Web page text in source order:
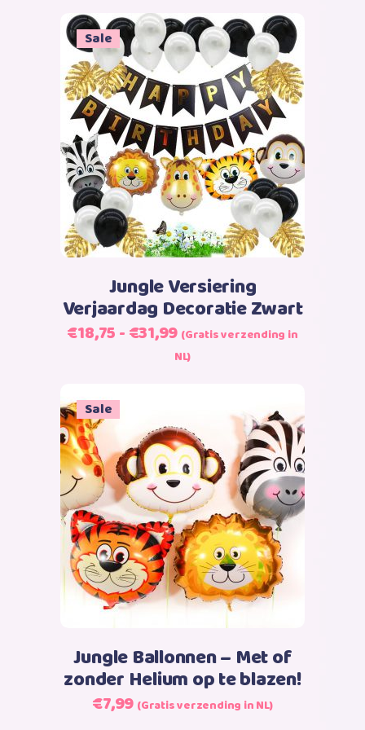
Sale
Opties selecteren
Dit
product
heeft
meerdere
variaties.
Deze
optie
worden
op
Jungle Versiering
Verjaardag Decoratie Zwart
€18,75-€31,99Prijsklasse:
€18,75
(Gratis verzending in
NL)
Sale
Toevoegen aan winkelwagen
Jungle Ballonnen – Met of
zonder Helium op te blazen!
Oorspronkelijke
€7,99Huidige
(Gratis verzending in NL)